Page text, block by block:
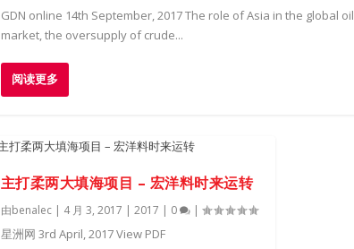
GDN online 14th September, 2017 The role of Asia in the global oil
market, the oversupply of crude...
阅读更多
主打柔两大填海项目 – 宏洋料时来运转
由benalec| 4 月 3, 2017 | 2017 | 0 |
星洲网 3rd April, 2017 View PDF